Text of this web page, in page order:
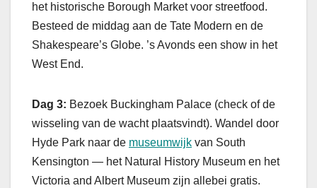
het historische Borough Market voor streetfood.
Besteed de middag aan de Tate Modern en de
Shakespeare’s Globe. ’s Avonds een show in het
West End.
Dag 3: Bezoek Buckingham Palace (check of de
wisseling van de wacht plaatsvindt). Wandel door
Hyde Park naar de museumwijk van South
Kensington — het Natural History Museum en het
Victoria and Albert Museum zijn allebei gratis.